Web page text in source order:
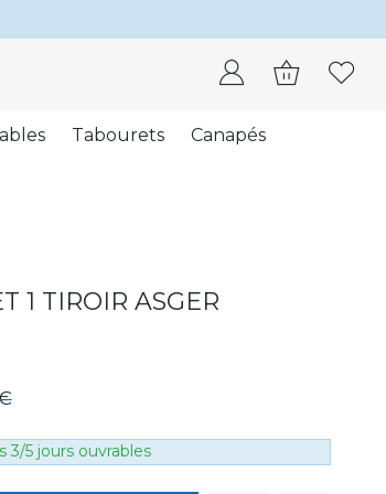
Tabourets Canapés
1 TIROIR ASGER
5 jours ouvrables